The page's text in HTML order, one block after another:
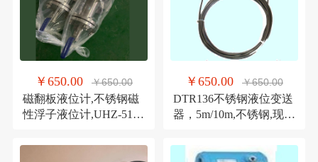
￥650.00 ￥650.00
磁翻板液位计,不锈钢磁
性浮子液位计,UHZ-519
￥650.00 ￥650.00
DTR136不锈钢液位变送
器，5m/10m,不锈钢,现场